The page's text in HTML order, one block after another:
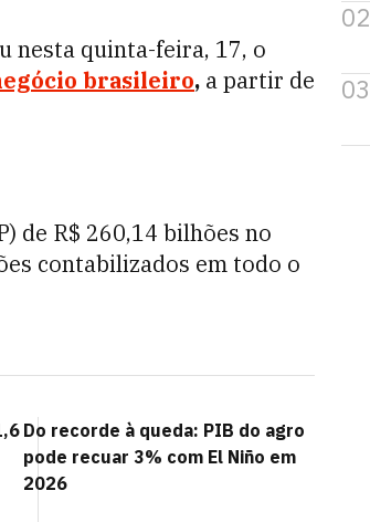
nesta quinta-feira, 17, o
brasileiro, a partir de
de R$ 260,14 bilhões no
contabilizados em todo o
Do recorde à queda: PIB do agro
pode recuar 3% com El Niño em
2026
02
03